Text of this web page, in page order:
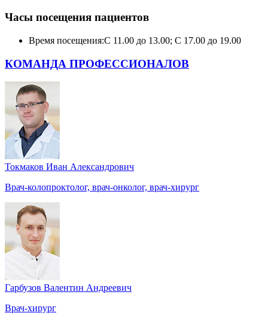
Часы посещения пациентов
Время посещения:С 11.00 до 13.00; С 17.00 до 19.00
КОМАНДА ПРОФЕССИОНАЛОВ
Токмаков Иван Александрович
Врач-колопроктолог, врач-онколог, врач-хирург
Гарбузов Валентин Андреевич
Врач-хирург